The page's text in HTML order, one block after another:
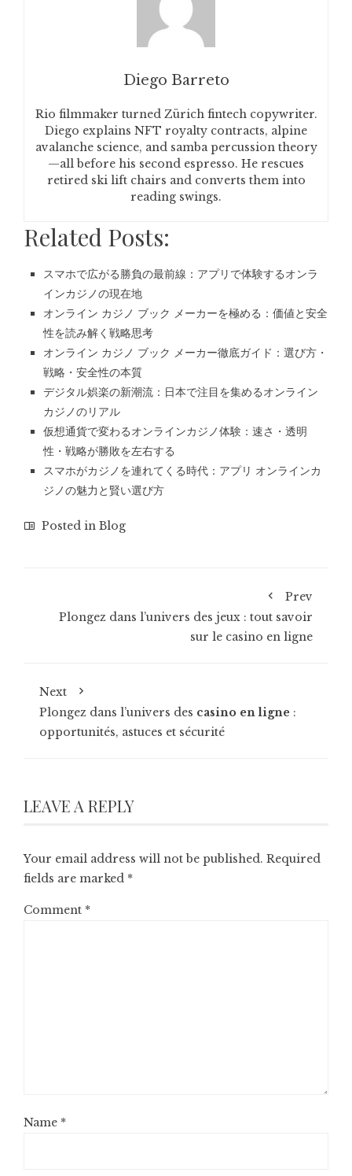
Diego Barreto
Rio filmmaker turned Zürich fintech copywriter.
Diego explains NFT royalty contracts, alpine
avalanche science, and samba percussion theory
—all before his second espresso. He rescues
retired ski lift chairs and converts them into
reading swings.
Related Posts:
スマホで広がる勝負の最前線：アプリで体験するオンラ
インカジノの現在地
オンライン カジノ ブック メーカーを極める：価値と安全
性を読み解く戦略思考
オンライン カジノ ブック メーカー徹底ガイド：選び方・
戦略・安全性の本質
デジタル娯楽の新潮流：日本で注目を集めるオンライン
カジノのリアル
仮想通貨で変わるオンラインカジノ体験：速さ・透明
性・戦略が勝敗を左右する
スマホがカジノを連れてくる時代：アプリ オンラインカ
ジノの魅力と賢い選び方
Posted in Blog
Prev
Plongez dans l’univers des jeux : tout savoir
sur le casino en ligne
Next
Plongez dans l’univers des casino en ligne :
opportunités, astuces et sécurité
LEAVE A REPLY
Your email address will not be published. Required
fields are marked *
Comment *
Name *